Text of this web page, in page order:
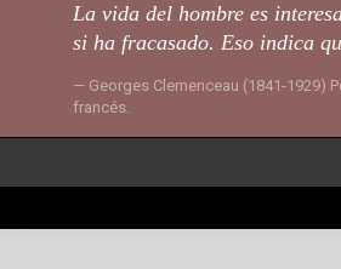
La vida del hombre es
si ha fracasado. Eso indica
Georges Clemenceau (1841-1929)
francés.